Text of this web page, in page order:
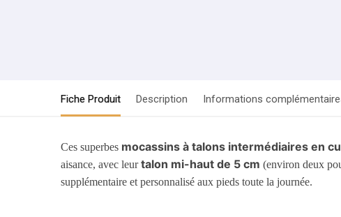
Fiche Produit Description Informations
Ces superbes mocassins à talons intermédiaires en
aisance, avec leurtalon mi-haut de 5 cm (environ deux
supplémentaire et personnalisé aux pieds toute la journée.